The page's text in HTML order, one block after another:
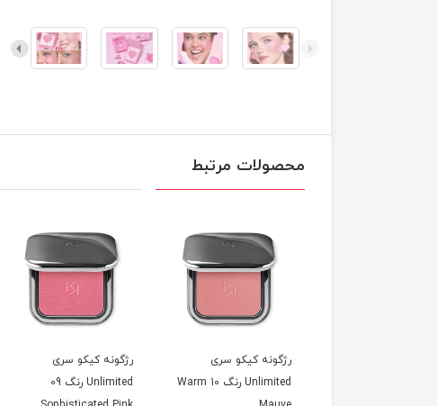
محصولات مرتبط
رژگونه کیکو سری
Unlimited رنگ 10 Warm
رژگونه کیکو سری
Unlimited رنگ 09